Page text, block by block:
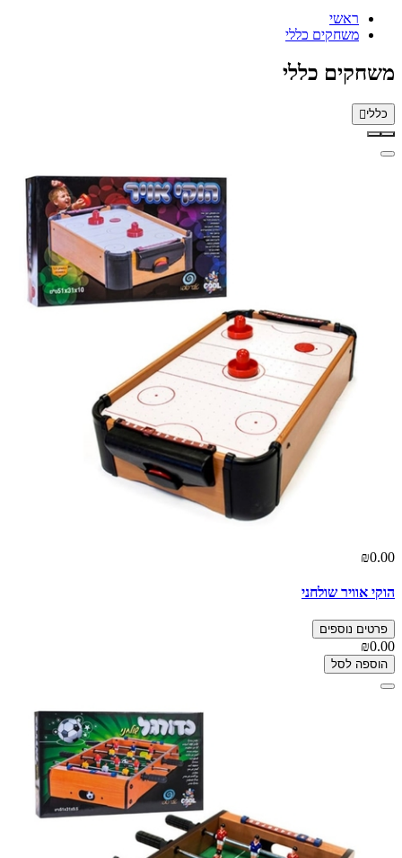
ראשי
משחקים כללי
משחקים כללי
כללי
₪0.00
הוקי אוויר שולחני
פרטים נוספים
₪0.00
הוספה לסל